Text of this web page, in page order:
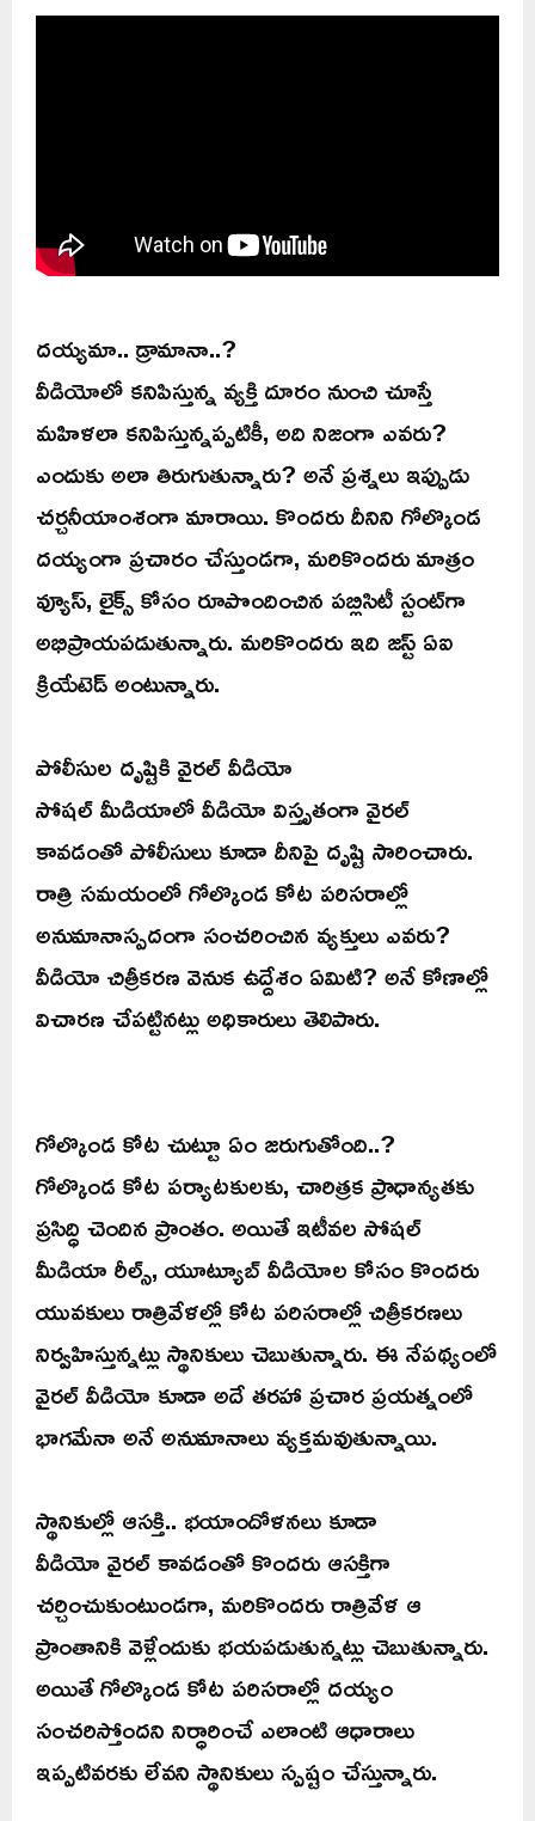
దయ్యమా.. డ్రామానా..?
వీడియోలో కనిపిస్తున్న వ్యక్తి దూరం నుంచి చూస్తే
మహిళలా కనిపిస్తున్నప్పటికీ, అది నిజంగా ఎవరు?
ఎందుకు అలా తిరుగుతున్నారు? అనే ప్రశ్నలు ఇప్పుడు
చర్చనీయాంశంగా మారాయి. కొందరు దీనిని గోల్కొండ
దయ్యంగా ప్రచారం చేస్తుండగా, మరికొందరు మాత్రం
వ్యూస్, లైక్స్ కోసం రూపొందించిన పబ్లిసిటీ స్టంట్‌గా
అభిప్రాయపడుతున్నారు. మరికొందరు ఇది జస్ట్ ఏఐ
క్రియేటెడ్ అంటున్నారు.
పోలీసుల దృష్టికి వైరల్ వీడియో
సోషల్ మీడియాలో వీడియో విస్తృతంగా వైరల్
కావడంతో పోలీసులు కూడా దీనిపై దృష్టి సారించారు.
రాత్రి సమయంలో గోల్కొండ కోట పరిసరాల్లో
అనుమానాస్పదంగా సంచరించిన వ్యక్తులు ఎవరు?
వీడియో చిత్రీకరణ వెనుక ఉద్దేశం ఏమిటి? అనే కోణాల్లో
విచారణ చేపట్టినట్లు అధికారులు తెలిపారు.
గోల్కొండ కోట చుట్టూ ఏం జరుగుతోంది..?
గోల్కొండ కోట పర్యాటకులకు, చారిత్రక ప్రాధాన్యతకు
ప్రసిద్ధి చెందిన ప్రాంతం. అయితే ఇటీవల సోషల్
మీడియా రీల్స్, యూట్యూబ్ వీడియోల కోసం కొందరు
యువకులు రాత్రివేళల్లో కోట పరిసరాల్లో చిత్రీకరణలు
నిర్వహిస్తున్నట్లు స్థానికులు చెబుతున్నారు. ఈ నేపథ్యంలో
వైరల్ వీడియో కూడా అదే తరహా ప్రచార ప్రయత్నంలో
భాగమేనా అనే అనుమానాలు వ్యక్తమవుతున్నాయి.
స్థానికుల్లో ఆసక్తి.. భయాందోళనలు కూడా
వీడియో వైరల్ కావడంతో కొందరు ఆసక్తిగా
చర్చించుకుంటుండగా, మరికొందరు రాత్రివేళ ఆ
ప్రాంతానికి వెళ్లేందుకు భయపడుతున్నట్లు చెబుతున్నారు.
అయితే గోల్కొండ కోట పరిసరాల్లో దయ్యం
సంచరిస్తోందని నిర్ధారించే ఎలాంటి ఆధారాలు
ఇప్పటివరకు లేవని స్థానికులు స్పష్టం చేస్తున్నారు.